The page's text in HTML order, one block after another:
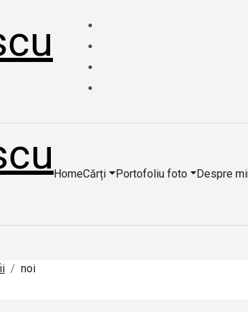
HomeCărți Portofoliu foto Despre
noi